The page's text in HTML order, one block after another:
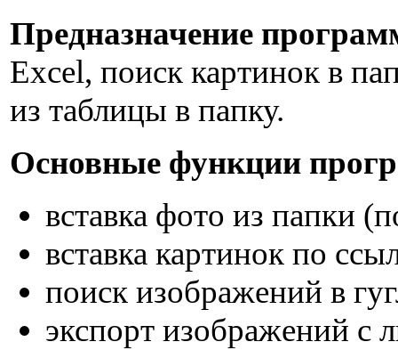
Предназначение
Excel, поиск картинок в
из таблицы в папку.
Основные функции
вставка фото из папки
вставка картинок по
поиск изображений в
экспорт изображений с